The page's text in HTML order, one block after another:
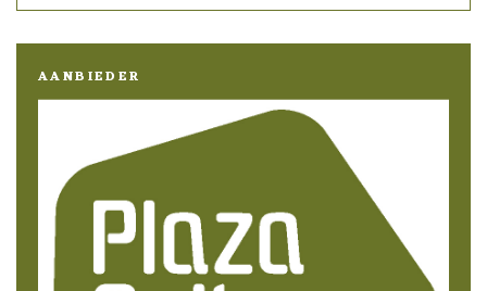
AANBIEDER